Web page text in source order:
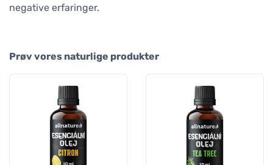
negative erfaringer.
Prøv vores naturlige produkter